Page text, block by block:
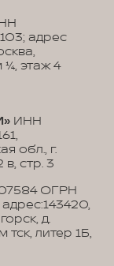
адрес
4, этаж 4
ИНН
обл., г.
стр. 3
ОГРН
д.
тск, литер 1Б,